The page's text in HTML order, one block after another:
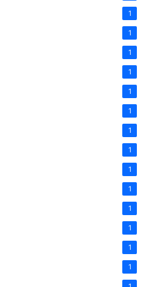
1
1
1
1
1
1
1
1
1
1
1
1
1
1